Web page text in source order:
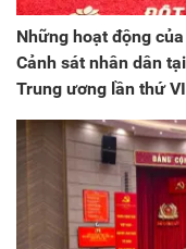
Những hoạt động
Cảnh sát nhân dân
Trung ương lần thứ